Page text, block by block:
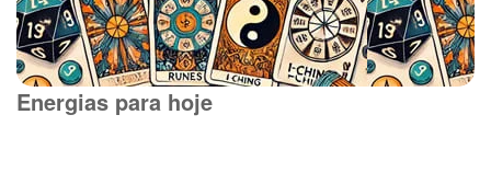
Energias para hoje